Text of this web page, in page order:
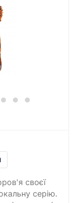
своєї
серію.